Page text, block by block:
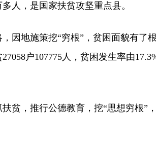
人，是国家扶贫攻坚重点县。
地施策挖“穷根”，贫困面貌有了
户107775人，贫困发生率由
，推行公德教育，挖“思想穷根”